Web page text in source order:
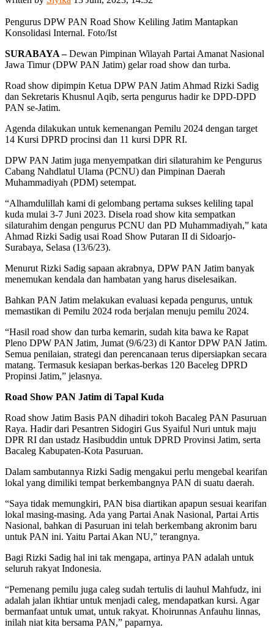
Pengurus DPW PAN Road Show Keliling Jatim Mantapkan
Konsolidasi Internal. Foto/Ist
SURABAYA –Dewan Pimpinan Wilayah Partai Amanat Nasional
Jawa Timur (DPW PAN Jatim) gelar road show dan turba.
Road show dipimpin Ketua DPW PAN Jatim Ahmad Rizki Sadig
dan Sekretaris Khusnul Aqib, serta pengurus hadir ke DPD-DPD
PAN se-Jatim.
Agenda dilakukan untuk kemenangan Pemilu 2024 dengan target
14 Kursi DPRD procinsi dan 11 kursi DPR RI.
DPW PAN Jatim juga menyempatkan diri silaturahim ke Pengurus
Cabang Nahdlatul Ulama (PCNU) dan Pimpinan Daerah
Muhammadiyah (PDM) setempat.
“Alhamdulillah kami di gelombang pertama sukses keliling tapal
kuda mulai 3-7 Juni 2023. Disela road show kita sempatkan
silaturahim dengan pengurus PCNU dan PD Muhammadiyah,” kata
Ahmad Rizki Sadig usai Road Show Putaran II di Sidoarjo-
Surabaya, Selasa (13/6/23).
Menurut Rizki Sadig sapaan akrabnya, DPW PAN Jatim banyak
menemukan kendala dan hambatan yang harus diselesaikan.
Bahkan PAN Jatim melakukan evaluasi kepada pengurus, untuk
memastikan di Pemilu 2024 roda berjalan menuju pemilu 2024.
“Hasil road show dan turba kemarin, sudah kita bawa ke Rapat
Pleno DPW PAN Jatim, Jumat (9/6/23) di Kantor DPW PAN Jatim.
Semua penilaian, strategi dan perencanaan terus dipersiapkan secara
matang. Termasuk kesiapan berkas-berkas 120 Baceleg DPRD
Propinsi Jatim,” jelasnya.
Road Show PAN Jatim di Tapal Kuda
Road show Jatim Basis PAN dihadiri tokoh Bacaleg PAN Pasuruan
Raya. Hadir dari Pesantren Sidogiri Gus Syaiful Nuri untuk maju
DPR RI dan ustadz Hasibuddin untuk DPRD Provinsi Jatim, serta
Bacaleg Kabupaten-Kota Pasuruan.
Dalam sambutannya Rizki Sadig mengakui perlu mengebal kearifan
lokal yang dimiliki tempat berkembangnya PAN di suatu daerah.
“Saya tidak memungkiri, PAN bisa diartikan apapun sesuai kearifan
lokal masing-masing. Ada yang Partai Anak Nasional, Partai Artis
Nasional, bahkan di Pasuruan ini telah berkembang akronim baru
untuk PAN ini. Yaitu Partai Akan NU,” terangnya.
Bagi Rizki Sadig hal ini tak mengapa, artinya PAN adalah untuk
seluruh rakyat Indonesia.
“Pemenang pemilu juga caleg sudah tertulis di lauhul Mahfudz, ini
adalah jalan ikhtiar untuk menjadi caleg, mendapatkan kursi. Agar
bermanfaat untuk umat, untuk rakyat. Khoirunnas Anfauhu linnas,
inilah niat kita bersama PAN,” paparnya.